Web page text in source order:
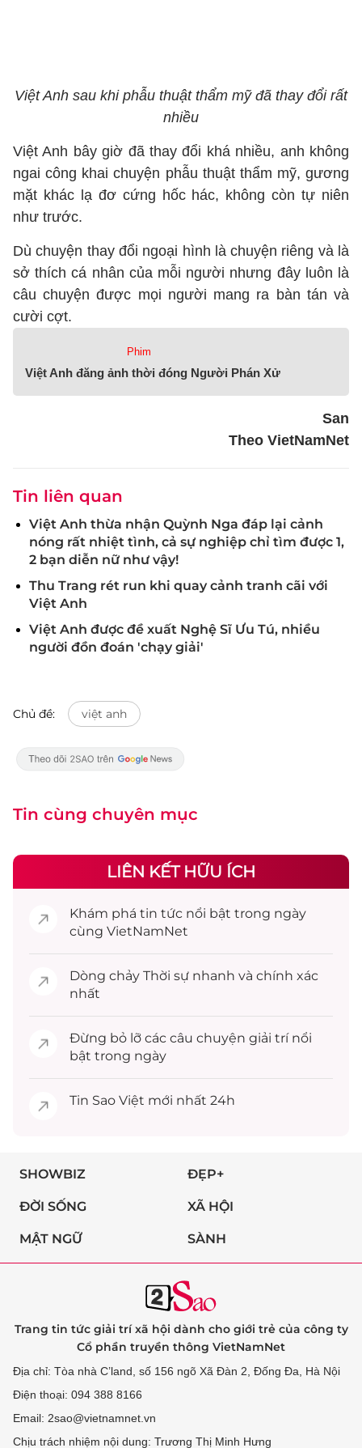
Việt Anh sau khi phẫu thuật thẩm mỹ đã thay đổi rất
nhiều
Việt Anh bây giờ đã thay đổi khá nhiều, anh không
ngai công khai chuyện phẫu thuật thẩm mỹ, gương
mặt khác lạ đơ cứng hốc hác, không còn tự niên
như trước.
Dù chuyện thay đổi ngoại hình là chuyện riêng và là
sở thích cá nhân của mỗi người nhưng đây luôn là
câu chuyện được mọi người mang ra bàn tán và
cười cợt.
Phim
Việt Anh đăng ảnh thời đóng Người Phán Xử
San
Theo VietNamNet
Tin liên quan
Việt Anh thừa nhận Quỳnh Nga đáp lại cảnh
nóng rất nhiệt tình, cả sự nghiệp chỉ tìm được 1,
2 bạn diễn nữ như vậy!
Thu Trang rét run khi quay cảnh tranh cãi với
Việt Anh
Việt Anh được đề xuất Nghệ Sĩ Ưu Tú, nhiều
người đồn đoán 'chạy giải'
Chủ đề: việt anh
Tin cùng chuyên mục
LIÊN KẾT HỮU ÍCH
Khám phá tin tức nổi bật trong ngày
cùng VietNamNet
Dòng chảy Thời sự nhanh và chính xác
nhất
Đừng bỏ lỡ các câu chuyện giải trínổi
bật trong ngày
Tin Sao Việt mới nhất 24h
SHOWBIZ ĐẸP+
ĐỜI SỐNG XÃ HỘI
MẬT NGỮ SÀNH
Trang tin tức giải trí xã hội dành cho giới trẻ của công ty
Cổ phần truyền thông VietNamNet
Địa chỉ: Tòa nhà C’land, số 156 ngõ Xã Đàn 2, Đống Đa, Hà Nội
Điện thoại: 094 388 8166
Email: 2sao@vietnamnet.vn
Chịu trách nhiệm nội dung: Trương Thị Minh Hưng